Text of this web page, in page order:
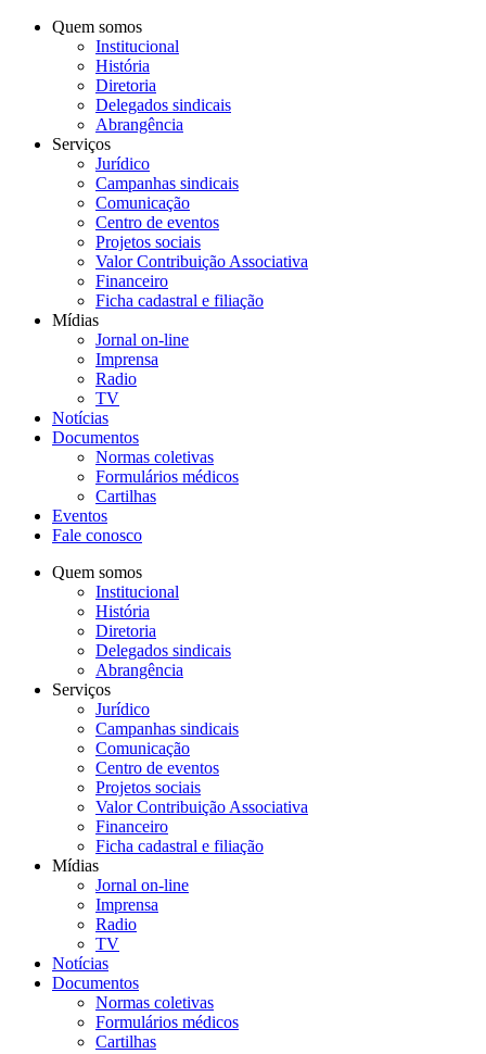
Quem somos
Institucional
História
Diretoria
Delegados sindicais
Abrangência
Serviços
Jurídico
Campanhas sindicais
Comunicação
Centro de eventos
Projetos sociais
Valor Contribuição Associativa
Financeiro
Ficha cadastral e filiação
Mídias
Jornal on-line
Imprensa
Radio
TV
Notícias
Documentos
Normas coletivas
Formulários médicos
Cartilhas
Eventos
Fale conosco
Quem somos
Institucional
História
Diretoria
Delegados sindicais
Abrangência
Serviços
Jurídico
Campanhas sindicais
Comunicação
Centro de eventos
Projetos sociais
Valor Contribuição Associativa
Financeiro
Ficha cadastral e filiação
Mídias
Jornal on-line
Imprensa
Radio
TV
Notícias
Documentos
Normas coletivas
Formulários médicos
Cartilhas